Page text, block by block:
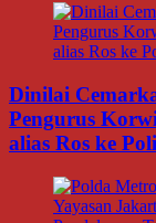
Dinilai
Pengurus
alias Ros ke